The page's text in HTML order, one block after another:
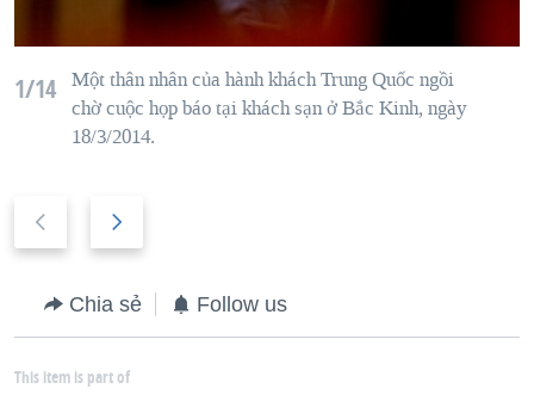
1/14 Một thân nhâncủahành kháchTrung Quốc ngồi
chờcuộc họp báotạikhách sạnở Bắc Kinh, ngày
18/3/2014.
r
o
e
t
l
Chia sẻ Follow us
This item is part of